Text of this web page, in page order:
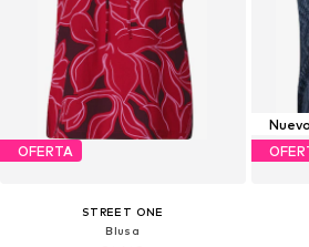
OFERTA
STREET ONE
Blusa
Nuevo